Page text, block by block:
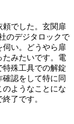
頼でした。玄関扉
のデジタロックで
伺い。どうやら扉
みたいです。電
殊工具での解錠
認をして特に同
のようなことにな
了です。